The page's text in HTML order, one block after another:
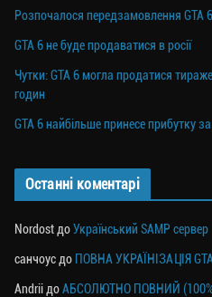
Розпочалося передзамовлення GTA 6
GTA 6 не буде продаватися в росії
Чутки: GTA 6 могла продатися
годин
GTA 6 найбільше принесе прибутку
Останні коментарі
Nordost доУкраїнський SAMP сервер
санчоус до ПОВНА УКРАЇНІЗАЦІЯ
Andrii доАБСОЛЮТНО ПОВНИЙ (100%)